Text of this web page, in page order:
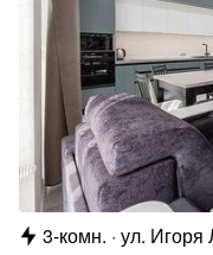
3-комн. ул. Игоря